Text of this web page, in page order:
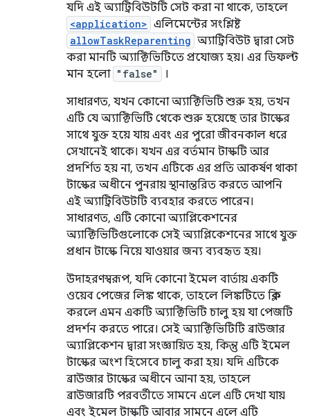
যদি এই অ্যাট্রিবিউটটি সেট করা না থাকে, তাহলে
<application> এলিমেন্টের সংশ্লিষ্ট
allowTaskReparenting অ্যাট্রিবিউট দ্বারা সেট
করা মানটি অ্যাক্টিভিটিতে প্রযোজ্য হয়। এর ডিফল্ট
মান হলো "false"
।
সাধারণত, যখন কোনো অ্যাক্টিভিটি শুরু হয়, তখন
এটি যে অ্যাক্টিভিটি থেকে শুরু হয়েছে তার টাস্কের
সাথে যুক্ত হয়ে যায় এবং এর পুরো জীবনকাল ধরে
সেখানেই থাকে। যখন এর বর্তমান টাস্কটি আর
প্রদর্শিত হয় না, তখন এটিকে এর প্রতি আকর্ষণ থাকা
টাস্কের অধীনে পুনরায় স্থানান্তরিত করতে আপনি
এই অ্যাট্রিবিউটটি ব্যবহার করতে পারেন।
সাধারণত, এটি কোনো অ্যাপ্লিকেশনের
অ্যাক্টিভিটিগুলোকে সেই অ্যাপ্লিকেশনের সাথে যুক্ত
প্রধান টাস্কে নিয়ে যাওয়ার জন্য ব্যবহৃত হয়।
উদাহরণস্বরূপ, যদি কোনো ইমেল বার্তায় একটি
ওয়েব পেজের লিঙ্ক থাকে, তাহলে লিঙ্কটিতে ক্লিক
করলে এমন একটি অ্যাক্টিভিটি চালু হয় যা পেজটি
প্রদর্শন করতে পারে। সেই অ্যাক্টিভিটিটি ব্রাউজার
অ্যাপ্লিকেশন দ্বারা সংজ্ঞায়িত হয়, কিন্তু এটি ইমেল
টাস্কের অংশ হিসেবে চালু করা হয়। যদি এটিকে
ব্রাউজার টাস্কের অধীনে আনা হয়, তাহলে
ব্রাউজারটি পরবর্তীতে সামনে এলে এটি দেখা যায়
এবং ইমেল টাস্কটি আবার সামনে এলে এটি